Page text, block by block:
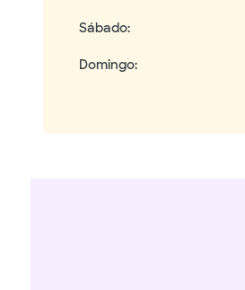
Sábado:
Domingo: